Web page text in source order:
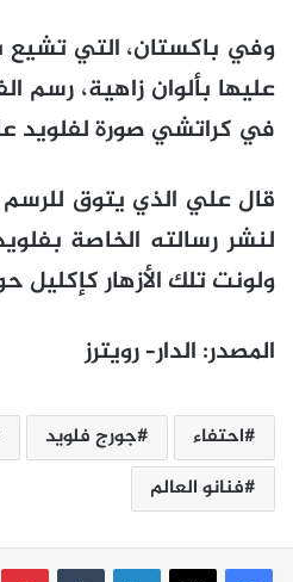
وفي باكستان، التي تشيع
عليها بألوان زاهية، رسم
في كراتشي صورة لفلويد
قال علي الذي يتوق
لنشر رسالته الخاصة
ولونت تلك الأزهار كإكليل
المصدر: الدار–رويترز
احتفاء جورج فلويد
فنانو العالم
لينكدإن